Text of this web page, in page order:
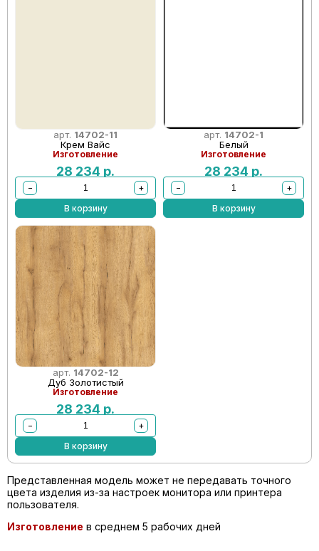
арт. 14702-11
Крем Вайс
Изготовление
28 234 р.
−
+
В корзину
арт. 14702-1
Белый
Изготовление
28 234 р.
−
+
В корзину
арт. 14702-12
Дуб Золотистый
Изготовление
28 234 р.
−
+
В корзину
Представленная модель может не передавать точного
цвета изделия из-за настроек монитора или принтера
пользователя.
Изготовление в среднем 5 рабочих дней